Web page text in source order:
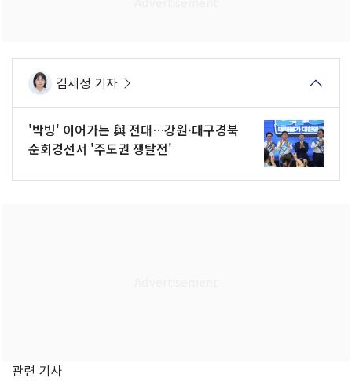
김세정 기자
'박빙' 이어가는 與 전대…강원·대구경북
순회경선서 '주도권 쟁탈전'
관련 기사